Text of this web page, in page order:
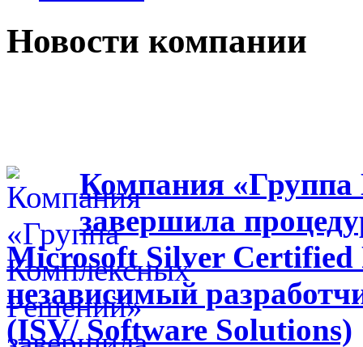
Новости компании
Компания
завершила
Microsoft Silver Certified
независимый
(ISV/ Software Solutions)